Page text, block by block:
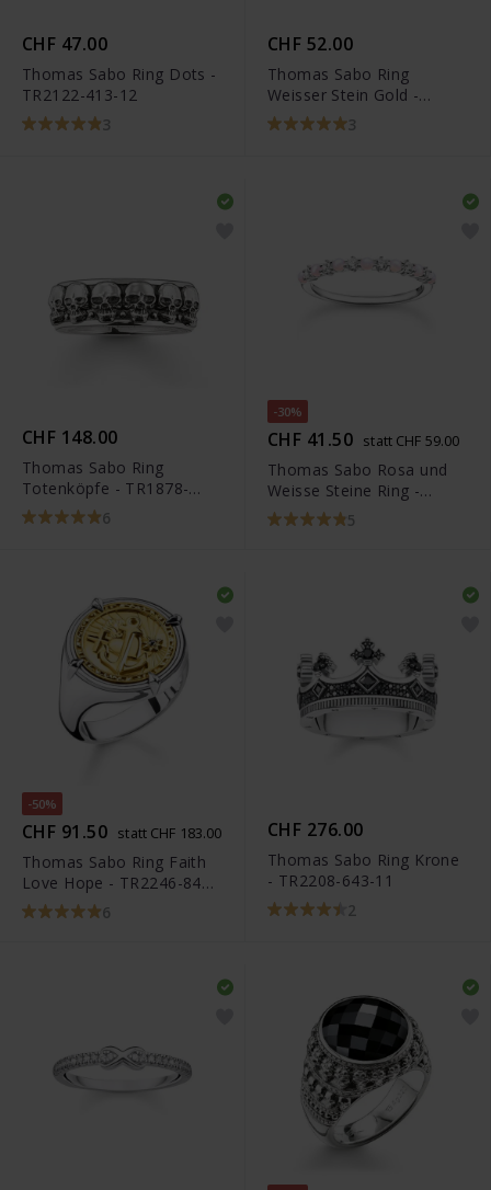
CHF 47.00
Thomas Sabo Ring Dots -
TR2122-413-12
3
CHF 52.00
Thomas Sabo Ring
Weisser Stein Gold -
TR2312-414-14
3
CHF 148.00
Thomas Sabo Ring
Totenköpfe - TR1878-
001-12
6
-30%
CHF 41.50 statt CHF 59.00
Thomas Sabo Rosa und
Weisse Steine Ring -
TR2343-166-7
5
-50%
CHF 91.50 statt CHF 183.00
Thomas Sabo Ring Faith
Love Hope - TR2246-849-
39
6
CHF 276.00
Thomas Sabo Ring Krone
- TR2208-643-11
2